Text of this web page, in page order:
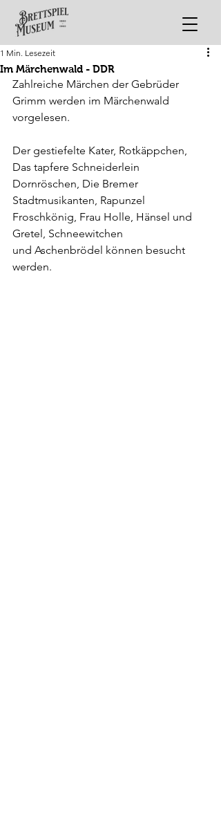
Im Märchenwald - DDR
1 Min. Lesezeit
Zahlreiche Märchen der Gebrüder
Grimm werden im Märchenwald
vorgelesen.
Der gestiefelte Kater, Rotkäppchen,
Das tapfere Schneiderlein
Dornröschen, Die Bremer
Stadtmusikanten, Rapunzel
Froschkönig, Frau Holle, Hänsel und
Gretel, Schneewitchen
und Aschenbrödel können besucht
werden.